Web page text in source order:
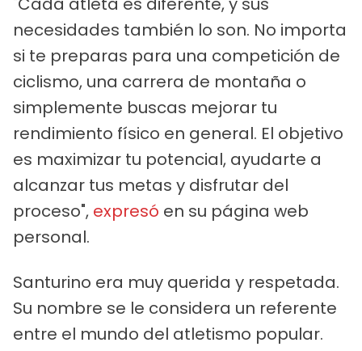
necesidades también lo son. No importa
si te preparas para una competición de
ciclismo, una carrera de montaña o
simplemente buscas mejorar tu
rendimiento físico en general. El objetivo
es maximizar tu potencial, ayudarte a
alcanzar tus metas y disfrutar del
proceso", expresó en su página web
personal.
Santurino era muy querida y respetada.
Su nombre se le considera un referente
entre el mundo del atletismo popular.